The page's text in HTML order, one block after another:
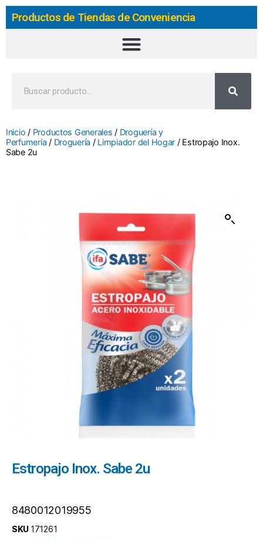
Productos de Tiendas de Conveniencia
Inicio / Productos Generales / Droguería y
Perfumería / Droguería / Limpiador del Hogar / Estropajo Inox.
Sabe 2u
Estropajo Inox. Sabe 2u
8480012019955
SKU 171261